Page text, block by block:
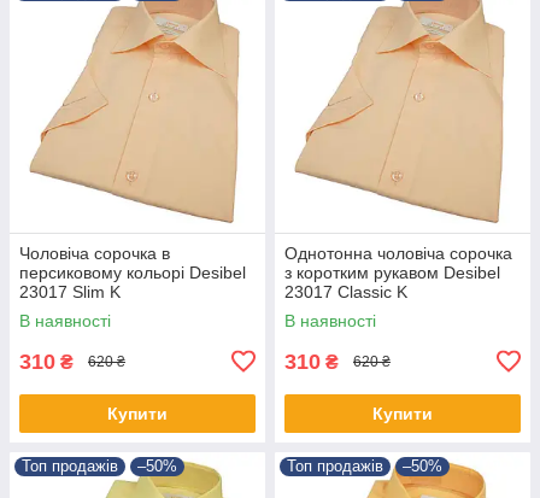
Чоловіча сорочка в
персиковому кольорі Desibel
23017 Slim K
В наявності
310 ₴ 620 ₴
Купити
Однотонна чоловіча сорочка
з коротким рукавом Desibel
23017 Classic K
В наявності
310 ₴ 620 ₴
Купити
Топ продажів –50% Топ продажів –50%